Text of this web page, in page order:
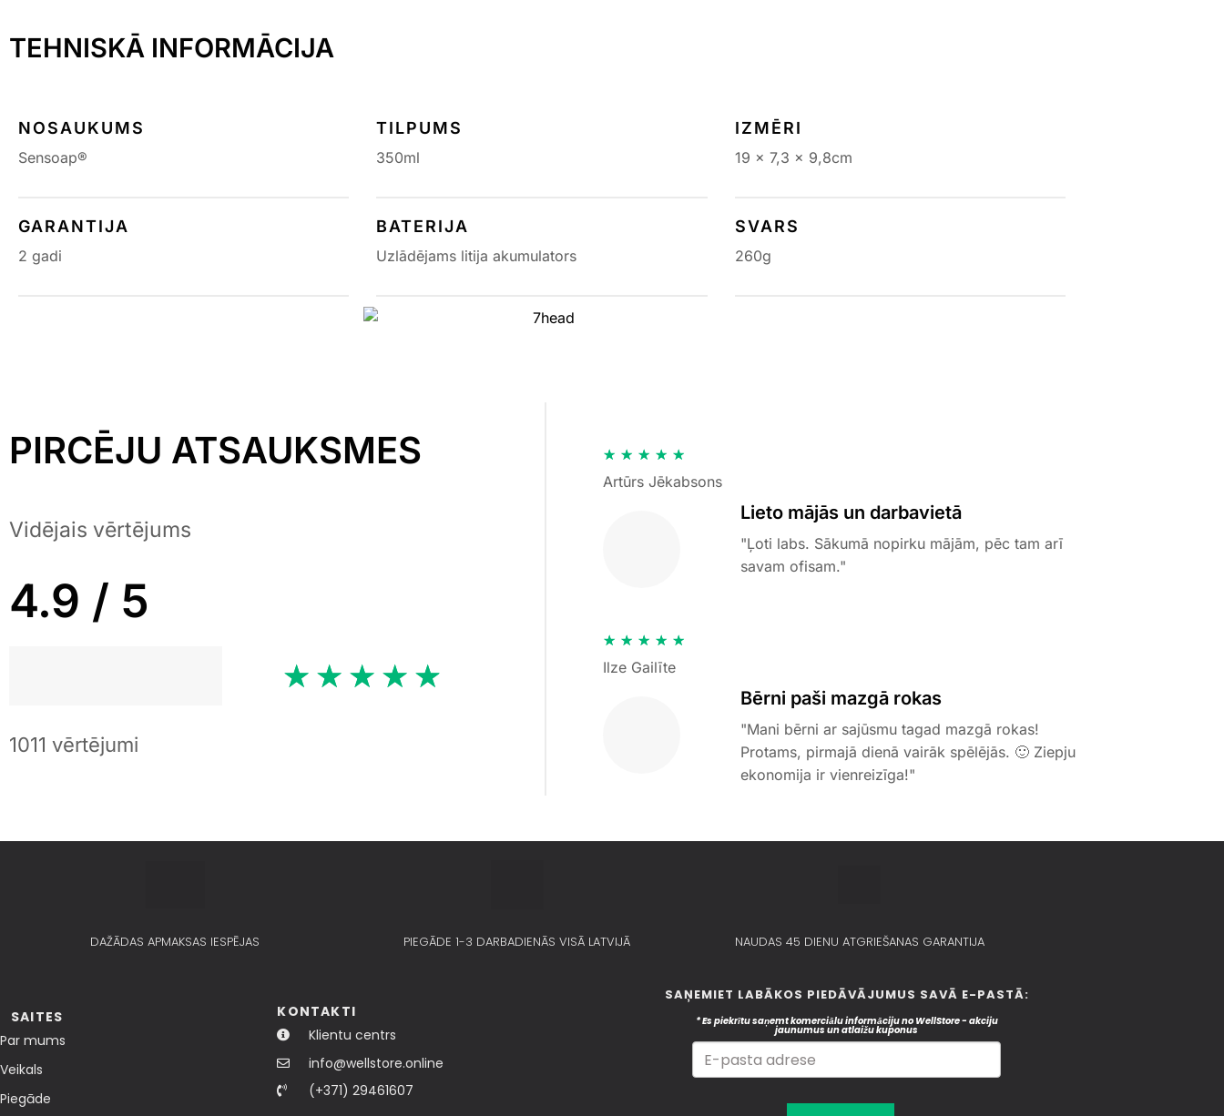
TEHNISKĀ INFORMĀCIJA
NOSAUKUMS
Sensoap®
GARANTIJA
2 gadi
TILPUMS
350ml
BATERIJA
Uzlādējams litija akumulators
IZMĒRI
19 x 7,3 x 9,8cm
SVARS
260g
PIRCĒJU ATSAUKSMES
Vidējais vērtējums
4.9 / 5
★ ★ ★ ★ ★
1011 vērtējumi
★ ★ ★ ★ ★
Artūrs Jēkabsons
Lieto mājās un darbavietā
"Ļoti labs. Sākumā nopirku mājām, pēc tam arī
savam ofisam."
★ ★ ★ ★ ★
Ilze Gailīte
Bērni paši mazgā rokas
"Mani bērni ar sajūsmu tagad mazgā rokas!
Protams, pirmajā dienā vairāk spēlējās. 🙂 Ziepju
ekonomija ir vienreizīga!"
DAŽĀDAS APMAKSAS IESPĒJAS PIEGĀDE 1-3 DARBADIENĀS VISĀ LATVIJĀ​ NAUDAS 45 DIENU ATGRIEŠANAS GARANTIJA​
SAITES
Par mums
Veikals
Piegāde
KONTAKTI
Klientu centrs
info@wellstore.online
(+371) 29461607
SAŅEMIET LABĀKOS PIEDĀVĀJUMUS SAVĀ E-PASTĀ:
* Es piekrītu saņemt komerciālu informāciju no WellStore - akciju
jaunumus un atlaižu kuponus